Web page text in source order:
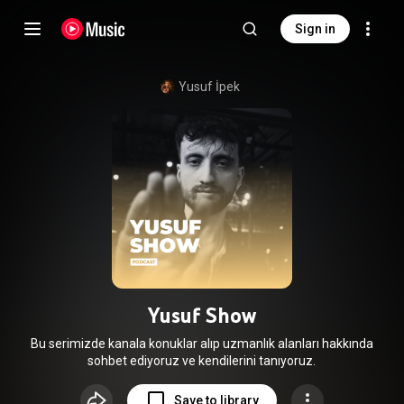
Sign in
Yusuf İpek
Yusuf Show
Bu serimizde kanala konuklar alıp uzmanlık alanları hakkında
sohbet ediyoruz ve kendilerini tanıyoruz.
Save to library